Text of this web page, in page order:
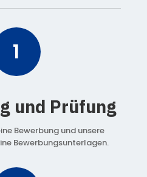
1
und Prüfung
Bewerbung und unsere
Bewerbungsunterlagen.